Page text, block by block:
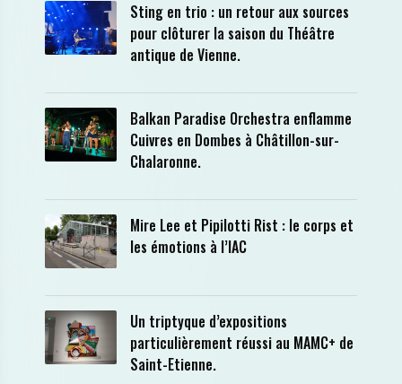
Sting en trio : un retour aux sources
pour clôturer la saison du Théâtre
antique de Vienne.
Balkan Paradise Orchestra enflamme
Cuivres en Dombes à Châtillon-sur-
Chalaronne.
Mire Lee et Pipilotti Rist : le corps et
les émotions à l’IAC
Un triptyque d’expositions
particulièrement réussi au MAMC+ de
Saint-Etienne.